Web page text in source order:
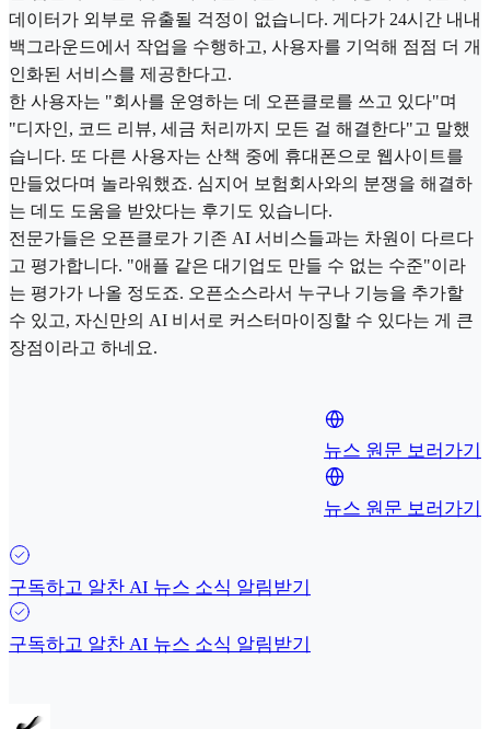
데이터가 외부로 유출될 걱정이 없습니다. 게다가 24시간 내내
백그라운드에서 작업을 수행하고, 사용자를 기억해 점점 더 개
인화된 서비스를 제공한다고.
한 사용자는 "회사를 운영하는 데 오픈클로를 쓰고 있다"며
"디자인, 코드 리뷰, 세금 처리까지 모든 걸 해결한다"고 말했
습니다. 또 다른 사용자는 산책 중에 휴대폰으로 웹사이트를
만들었다며 놀라워했죠. 심지어 보험회사와의 분쟁을 해결하
는 데도 도움을 받았다는 후기도 있습니다.
전문가들은 오픈클로가 기존 AI 서비스들과는 차원이 다르다
고 평가합니다. "애플 같은 대기업도 만들 수 없는 수준"이라
는 평가가 나올 정도죠. 오픈소스라서 누구나 기능을 추가할
수 있고, 자신만의 AI 비서로 커스터마이징할 수 있다는 게 큰
장점이라고 하네요.
뉴스 원문 보러가기
뉴스 원문 보러가기
구독하고 알찬 AI 뉴스 소식 알림받기
구독하고 알찬 AI 뉴스 소식 알림받기